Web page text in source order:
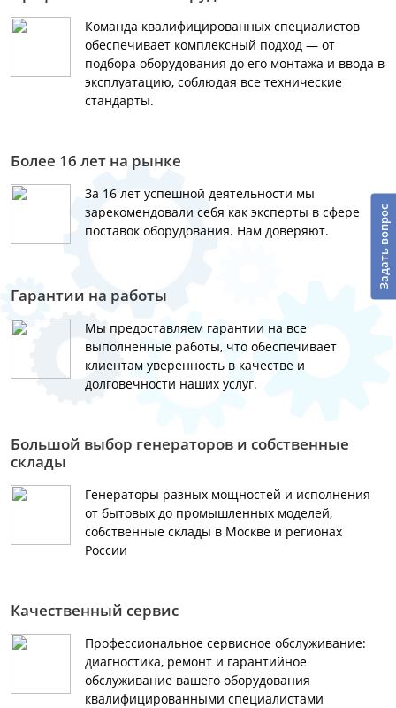
Команда квалифицированных специалистов
обеспечивает комплексный подход — от
подбора оборудования до его монтажа и ввода в
эксплуатацию, соблюдая все технические
стандарты.
Более 16 лет на рынке
За 16 лет успешной деятельности мы
зарекомендовали себя как эксперты в сфере
поставок оборудования. Нам доверяют.
Гарантии на работы
Мы предоставляем гарантии на все
выполненные работы, что обеспечивает
клиентам уверенность в качестве и
долговечности наших услуг.
Большой выбор генераторов и собственные
склады
Генераторы разных мощностей и исполнения
от бытовых до промышленных моделей,
собственные склады в Москве и регионах
России
Качественный сервис
Профессиональное сервисное обслуживание:
диагностика, ремонт и гарантийное
обслуживание вашего оборудования
квалифицированными специалистами
Задать вопрос